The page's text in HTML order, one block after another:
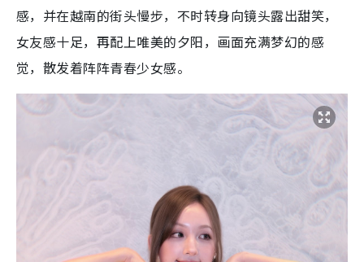
感，并在越南的街头慢步，不时转身向镜头露出甜笑，
女友感十足，再配上唯美的夕阳，画面充满梦幻的感
觉，散发着阵阵青春少女感。